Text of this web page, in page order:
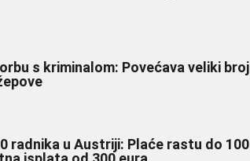
s kriminalom: Povećava veliki broj
radnika u Austriji: Plaće rastu do 100